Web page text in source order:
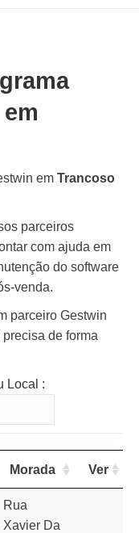
em Trancoso
parceiros
com ajuda em
do software
venda.
parceiro Gestwin
de forma
Local :
Morada Ver
Rua
Xavier Da